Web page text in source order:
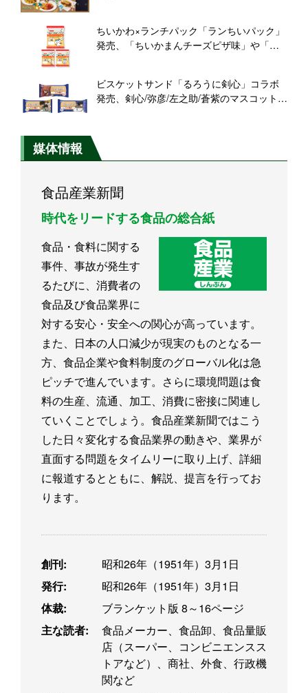
限定グッズは保冷バッグ･ステンレスボト
ル･マグカップなど
ちいかわ×ランチパック「ランちいパック」
発売、「ちいかまんチーズピザ味」や「た
製パン
ビスケットサンド「るろうに剣心」コラボ
発売、剣心/弥彦/左之助/蒼紫のマスコットや
媒体情報
食品産業新聞
時代をリードする食品の総合紙
食品・食料に関する
事件、事故が発生す
るたびに、消費者の
食品及び食品業界に
対する安心・安全への関心が高っています。
また、日本の人口減少が現実のものとなる一
方、食品企業や食料制度のグローバル化は急
ピッチで進んでいます。さらに環境問題は食
料の生産、流通、加工、消費に密接に関連し
ていくことでしょう。食品産業新聞ではこう
した日々変化する食品業界の動きや、業界が
直面する問題をタイムリーに取り上げ、詳細
に報道するとともに、解説、提言を行ってお
ります。
創刊:
昭和26年（1951年）3月1日
発行:
昭和26年（1951年）3月1日
体裁:
ブランケット版 8～16ページ
主な読者:
食品メーカー、食品卸、食品量販
店（スーパー、コンビニエンスス
トアなど）、商社、外食、行政機
関など